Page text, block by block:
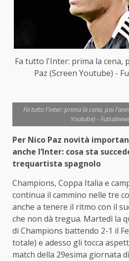
Fa tutto l'Inter: prima la cena,
Paz (Screen Youtube) -
Fa tutto l'Inter: prima la cena, poi
Youtube) -
Per Nico Paz novità
anche l’Inter: cosa sta
trequartista spagnolo
Champions, Coppa Italia e
continua il cammino nelle tre
anche a tenere il ritmo con il
che non dà tregua. Martedì la
di Champions battendo 2-1 il
totale) e adesso gli tocca
match della 29esima giornata